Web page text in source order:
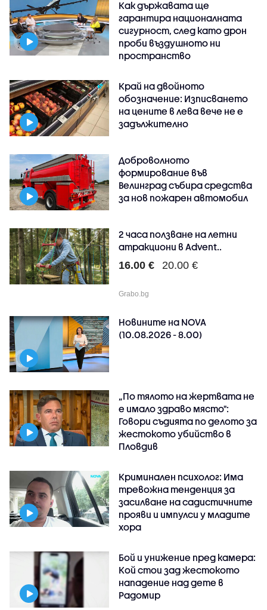
Как държавата ще
гарантира националната
сигурност, след като дрон
проби въздушното ни
пространство
Край на двойното
обозначение: Изписването
на цените в лева вече не е
задължително
Доброволното
формирование във
Велинград събира средства
за нов пожарен автомобил
2 часа ползване на летни
атракциони в Advent..
16.00 € 20.00 €
Grabo.bg
Новините на NOVA
(10.08.2026 - 8.00)
„По тялото на жертвата не
е имало здраво място":
Говори съдията по делото за
жестокото убийство в
Пловдив
Криминален психолог: Има
тревожна тенденция за
засилване на садистичните
прояви и импулси у младите
хора
Бой и унижение пред камера:
Кой стои зад жестокото
нападение над дете в
Радомир